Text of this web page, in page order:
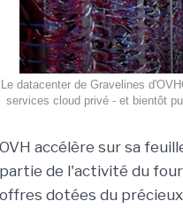
Le datacenter de Gravelines
services cloud privé - et bientôt
OVH accélère sur sa
partie de l'activité du
offres dotées du